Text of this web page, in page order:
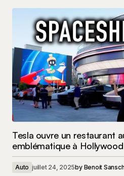
Tesla ouvre un restaurant
emblématique à Hollywood
Auto juillet 24, 2025by Benoit